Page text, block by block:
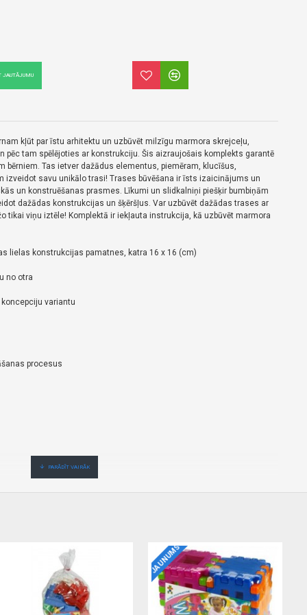
JAUTĀJUMU
kļūt par īstu arhitektu un uzbūvēt milzīgu marmora skrejceļu,
pēc tam spēlējoties ar konstrukciju. Šis aizraujošais komplekts garantē
Tas ietver dažādus elementus, piemēram, klucīšus,
izveidot savu unikālo trasi! Trases būvēšana ir īsts izaicinājums un
un konstruēšanas prasmes. Līkumi un slidkalniņi piešķir bumbiņām
dažādas konstrukcijas un šķēršļus. Var uzbūvēt dažādas trases ar
tikai viņu iztēle! Komplektā ir iekļauta instrukcija, kā uzbūvēt marmora
lielas konstrukcijas pamatnes, katra 16 x 16 (cm)
no otra
variantu
procesus
JAUNUMS